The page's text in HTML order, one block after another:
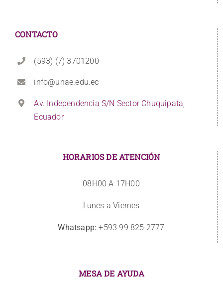
CONTACTO
(593) (7) 3701200
info@unae.edu.ec
Av. Independencia S/N Sector Chuquipata,
Ecuador
HORARIOS DE ATENCIÓN
08H00 A 17H00
Lunes a Viernes
Whatsapp: +593 99 825 2777
MESA DE AYUDA